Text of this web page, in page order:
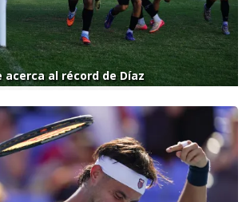
acerca al récord de Díaz